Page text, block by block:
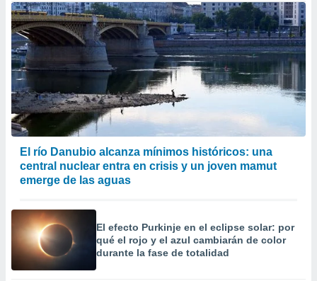
El río Danubio alcanza mínimos históricos: una
central nuclear entra en crisis y un joven mamut
emerge de las aguas
El efecto Purkinje en el eclipse solar: por
qué el rojo y el azul cambiarán de color
durante la fase de totalidad